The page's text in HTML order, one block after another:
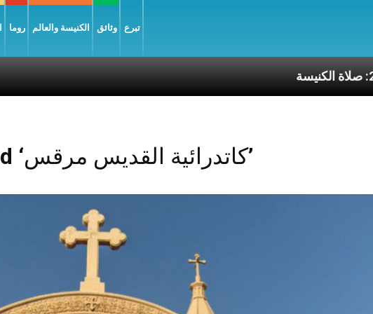
روما الكنيسة والعالم وثائق تبرع
الكنيسة
Posts Tagged ‘كاتدرائية القديس مرقس’